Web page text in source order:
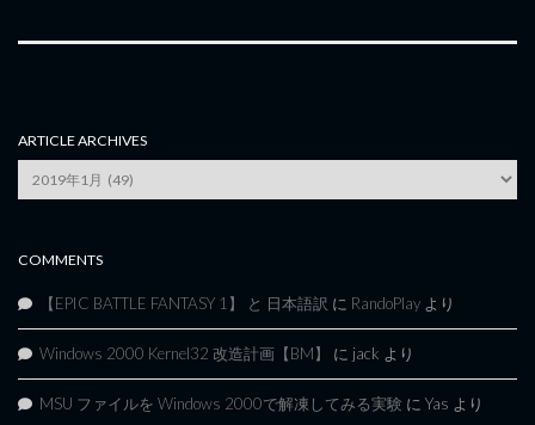
ARTICLE ARCHIVES
Archives
COMMENTS
【EPIC BATTLE FANTASY 1】 と 日本語訳 に RandoPlay より
Windows 2000 Kernel32 改造計画【BM】 に jack より
MSU ファイルを Windows 2000で解凍してみる実験 に Yas より